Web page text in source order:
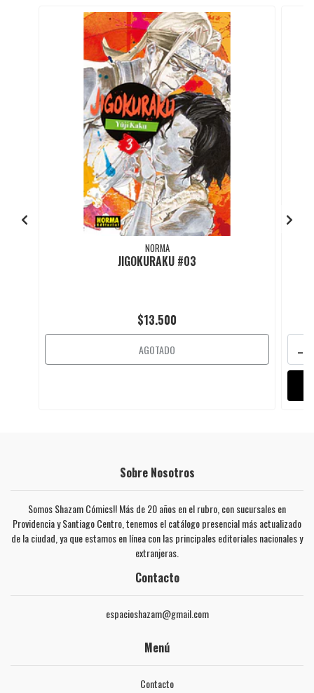
NORMA
JIGOKURAKU #03
$13.500
AGOTADO -
Sobre Nosotros
Somos Shazam Cómics!! Más de 20 años en el rubro, con sucursales en
Providencia y Santiago Centro, tenemos el catálogo presencial más actualizado
de la ciudad, ya que estamos en línea con las principales editoriales nacionales y
extranjeras.
Contacto
espacioshazam@gmail.com
Menú
Contacto